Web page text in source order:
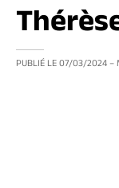
PUBLIÉ LE07/03/2024 –